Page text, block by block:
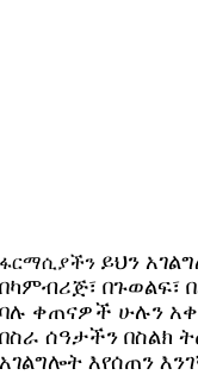
ፋርማሲያችን ይህን
በካምብሪጅ፣ በጉወልፍ፣
ባሉ ቀጠናዎች ሁሉን
በስራ ሰዓታችን በስልክ
አገልግሎት እየሰጠን